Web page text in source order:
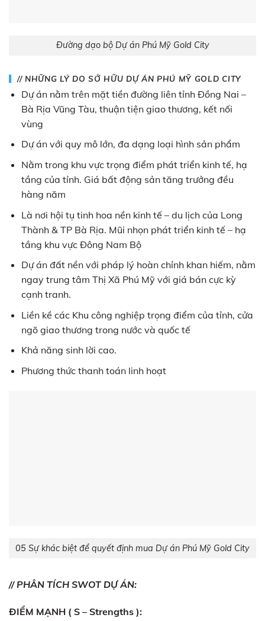
Đường dạo bộ Dự án Phú Mỹ Gold City
// NHỮNG LÝ DO SỞ HỮU DỰ ÁN PHÚ MỸ GOLD CITY
Dự án nằm trên mặt tiền đường liên tỉnh Đồng Nai –
Bà Rịa Vũng Tàu, thuận tiện giao thương, kết nối
vùng
Dự án với quy mô lớn, đa dạng loại hình sản phẩm
Nằm trong khu vực trọng điểm phát triển kinh tế, hạ
tầng của tỉnh. Giá bất động sản tăng trưởng đều
hàng năm
Là nơi hội tụ tinh hoa nền kinh tế – du lịch của Long
Thành & TP Bà Rịa. Mũi nhọn phát triển kinh tế – hạ
tầng khu vực Đông Nam Bộ
Dự án đất nền với pháp lý hoàn chỉnh khan hiếm, nằm
ngay trung tâm Thị Xã Phú Mỹ với giá bán cực kỳ
cạnh tranh.
Liền kề các Khu công nghiệp trọng điểm của tỉnh, cửa
ngõ giao thương trong nước và quốc tế
Khả năng sinh lời cao.
Phương thức thanh toán linh hoạt
05 Sự khác biệt để quyết định mua Dự án Phú Mỹ Gold City
// PHÂN TÍCH SWOT DỰ ÁN:
ĐIỂM MẠNH ( S – Strengths ):